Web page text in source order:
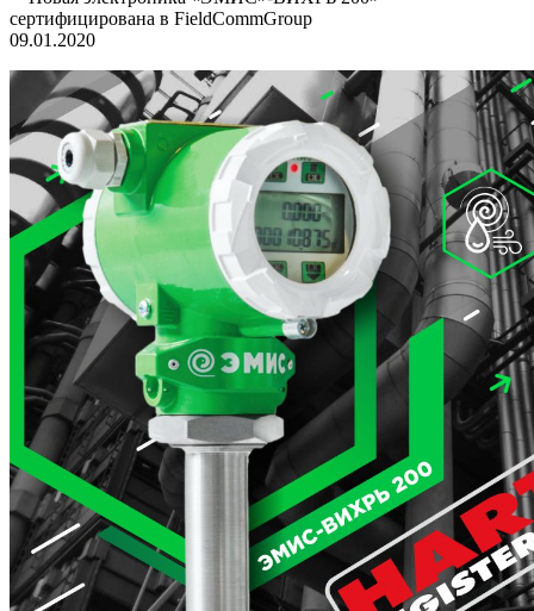
сертифицирована в FieldCommGroup
09.01.2020